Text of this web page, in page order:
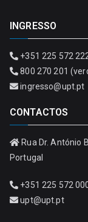
INGRESSO
+351 225 572
800 270 201
ingresso@upt.pt
CONTACTOS
Rua Dr. António
Portugal
+351 225 572
upt@upt.pt